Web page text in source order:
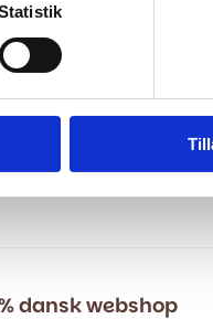
dansk webshop